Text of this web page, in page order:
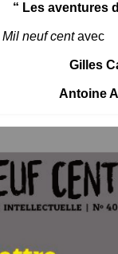
“ Les aventures
Mil neuf centavec
Gilles
Antoine